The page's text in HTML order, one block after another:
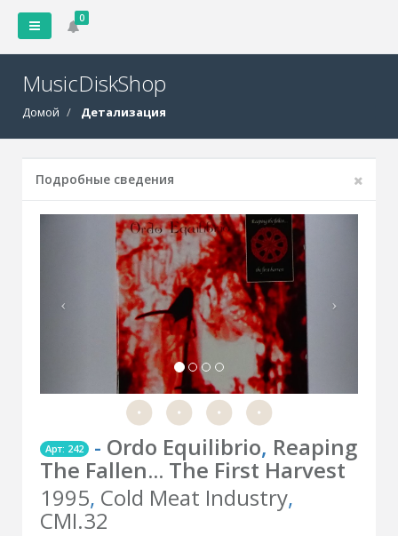
0
MusicDiskShop
Домой Детализация
Подробные сведения
Арт: 242 - Ordo Equilibrio, Reaping
The Fallen... The First Harvest
1995, Cold Meat Industry,
CMI.32